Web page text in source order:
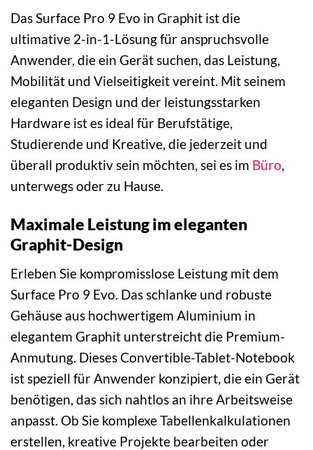
Das Surface Pro 9 Evo in Graphit ist die
ultimative 2-in-1-Lösung für anspruchsvolle
Anwender, die ein Gerät suchen, das Leistung,
Mobilität und Vielseitigkeit vereint. Mit seinem
eleganten Design und der leistungsstarken
Hardware ist es ideal für Berufstätige,
Studierende und Kreative, die jederzeit und
überall produktiv sein möchten, sei es im Büro,
unterwegs oder zu Hause.
Maximale Leistung im eleganten
Graphit-Design
Erleben Sie kompromisslose Leistung mit dem
Surface Pro 9 Evo. Das schlanke und robuste
Gehäuse aus hochwertigem Aluminium in
elegantem Graphit unterstreicht die Premium-
Anmutung. Dieses Convertible-Tablet-Notebook
ist speziell für Anwender konzipiert, die ein Gerät
benötigen, das sich nahtlos an ihre Arbeitsweise
anpasst. Ob Sie komplexe Tabellenkalkulationen
erstellen, kreative Projekte bearbeiten oder